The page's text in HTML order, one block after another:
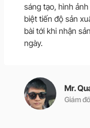
sáng tạo, hình
biệt tiến độ sản
bài tới khi nhận
ngày.
Mr.
Giám